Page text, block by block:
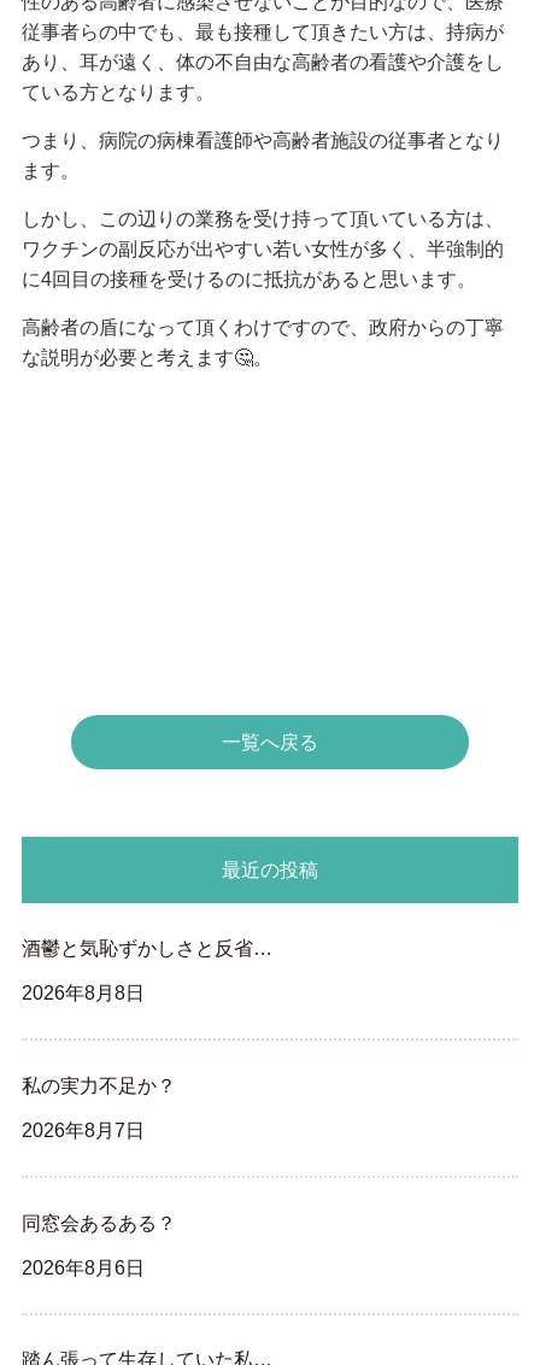
従事者らの中でも、最も接種して頂きたい方は、持病が
あり、耳が遠く、体の不自由な高齢者の看護や介護をし
ている方となります。
つまり、病院の病棟看護師や高齢者施設の従事者となり
ます。
しかし、この辺りの業務を受け持って頂いている方は、
ワクチンの副反応が出やすい若い女性が多く、半強制的
に4回目の接種を受けるのに抵抗があると思います。
高齢者の盾になって頂くわけですので、政府からの丁寧
な説明が必要と考えます🤔。
一覧へ戻る
最近の投稿
酒鬱と気恥ずかしさと反省…
2026年8月8日
私の実力不足か？
2026年8月7日
同窓会あるある？
2026年8月6日
踏ん張って生存していた私…